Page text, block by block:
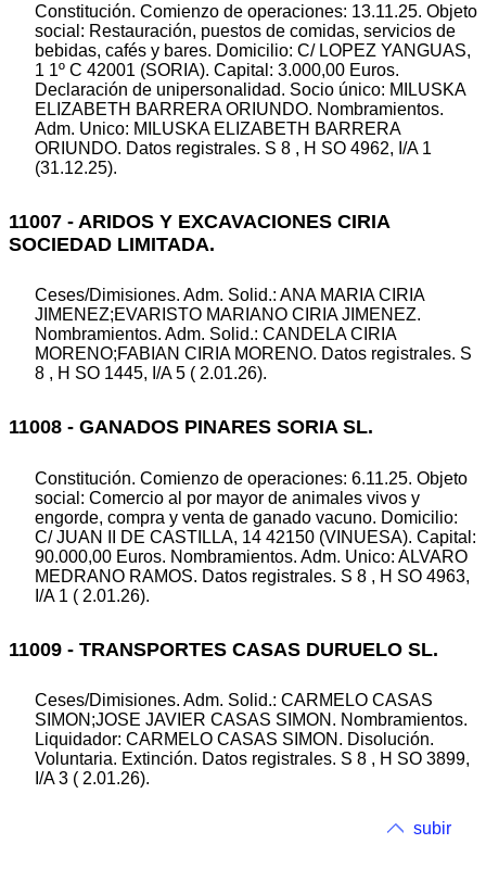
Constitución. Comienzo de operaciones: 13.11.25. Objeto
social: Restauración, puestos de comidas, servicios de
bebidas, cafés y bares. Domicilio: C/ LOPEZ YANGUAS,
1 1º C 42001 (SORIA). Capital: 3.000,00 Euros.
Declaración de unipersonalidad. Socio único: MILUSKA
ELIZABETH BARRERA ORIUNDO. Nombramientos.
Adm. Unico: MILUSKA ELIZABETH BARRERA
ORIUNDO. Datos registrales. S 8 , H SO 4962, I/A 1
(31.12.25).
11007 - ARIDOS Y EXCAVACIONES CIRIA
SOCIEDAD LIMITADA.
Ceses/Dimisiones. Adm. Solid.: ANA MARIA CIRIA
JIMENEZ;EVARISTO MARIANO CIRIA JIMENEZ.
Nombramientos. Adm. Solid.: CANDELA CIRIA
MORENO;FABIAN CIRIA MORENO. Datos registrales. S
8 , H SO 1445, I/A 5 ( 2.01.26).
11008 - GANADOS PINARES SORIA SL.
Constitución. Comienzo de operaciones: 6.11.25. Objeto
social: Comercio al por mayor de animales vivos y
engorde, compra y venta de ganado vacuno. Domicilio:
C/ JUAN II DE CASTILLA, 14 42150 (VINUESA). Capital:
90.000,00 Euros. Nombramientos. Adm. Unico: ALVARO
MEDRANO RAMOS. Datos registrales. S 8 , H SO 4963,
I/A 1 ( 2.01.26).
11009 - TRANSPORTES CASAS DURUELO SL.
Ceses/Dimisiones. Adm. Solid.: CARMELO CASAS
SIMON;JOSE JAVIER CASAS SIMON. Nombramientos.
Liquidador: CARMELO CASAS SIMON. Disolución.
Voluntaria. Extinción. Datos registrales. S 8 , H SO 3899,
I/A 3 ( 2.01.26).
subir